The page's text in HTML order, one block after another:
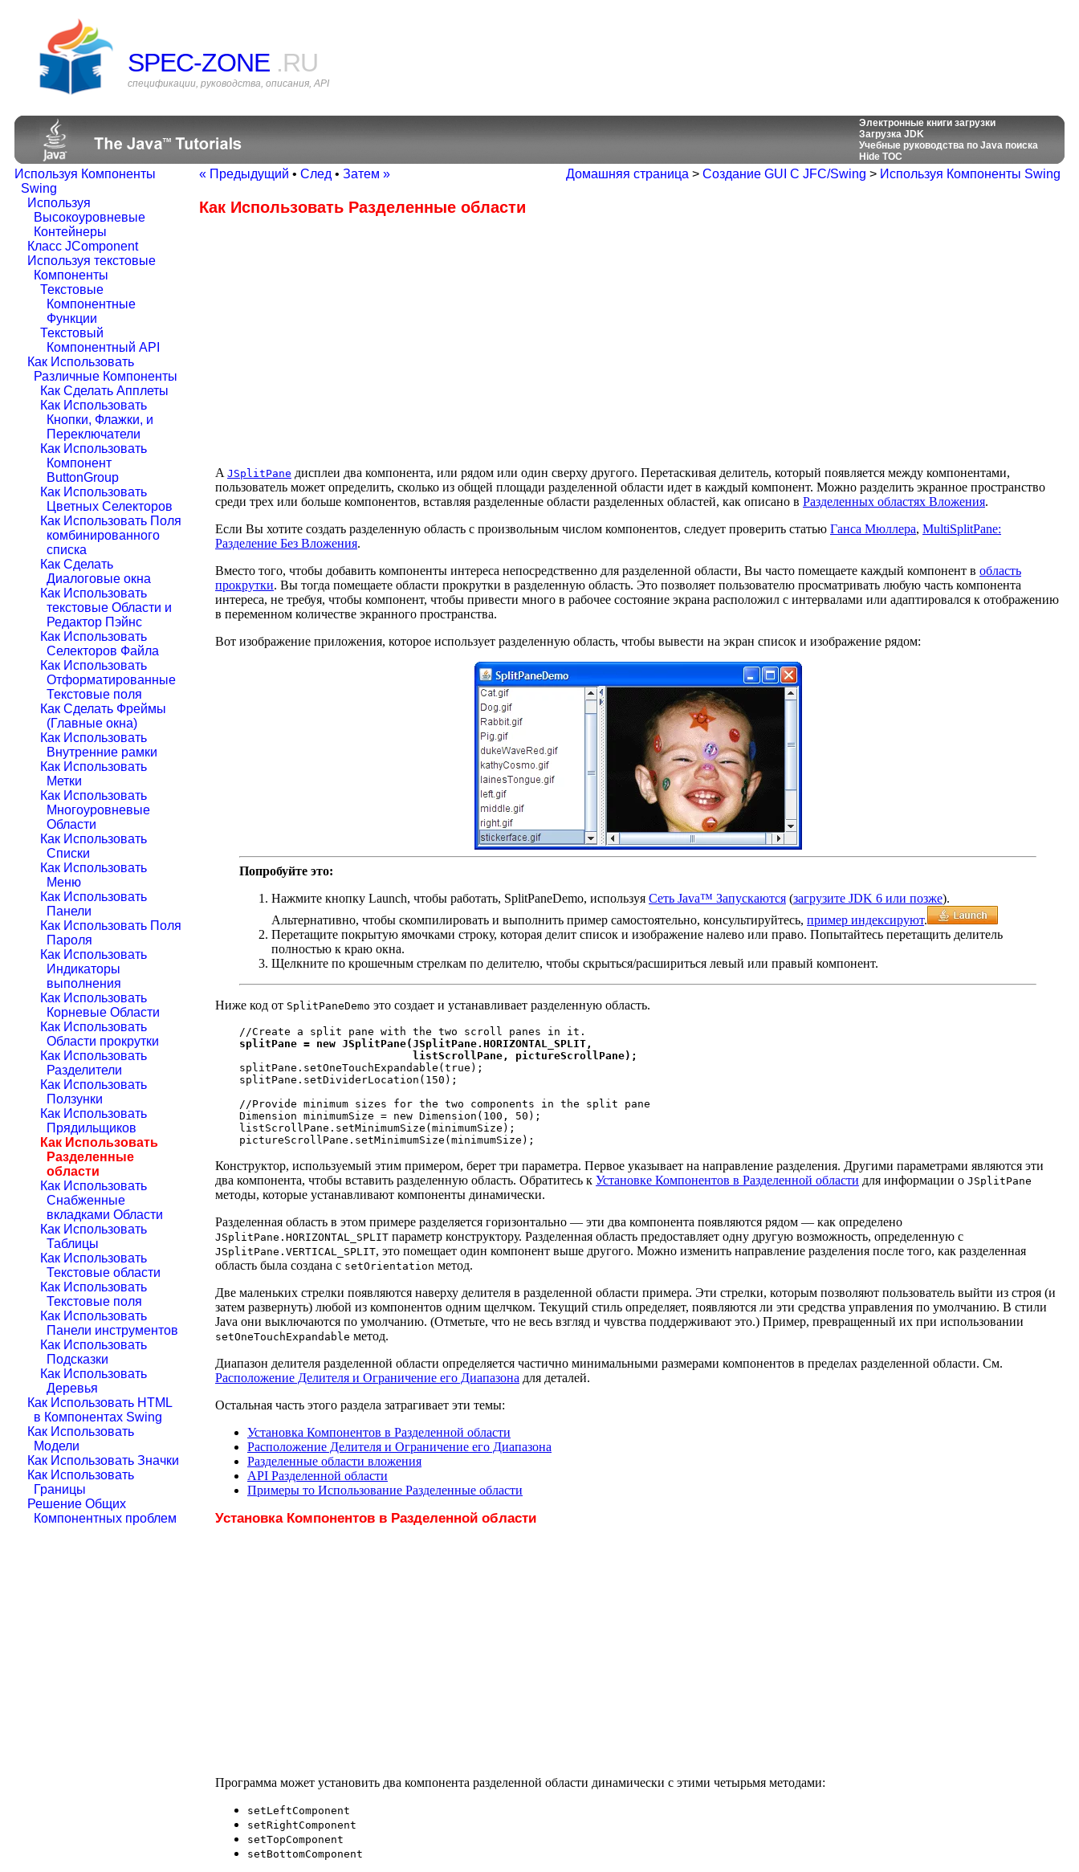
SPEC-ZONE .RU
спецификации, руководства, описания, API
Электронные книги загрузки
Загрузка JDK
Учебные руководства по Java поиска
Hide TOC
Используя Компоненты
Swing
Используя
Высокоуровневые
Контейнеры
Класс JComponent
Используя текстовые
Компоненты
Текстовые
Компонентные
Функции
Текстовый
Компонентный API
Как Использовать
Различные Компоненты
Как Сделать Апплеты
Как Использовать
Кнопки, Флажки, и
Переключатели
Как Использовать
Компонент
ButtonGroup
Как Использовать
Цветных Селекторов
Как Использовать Поля
комбинированного
списка
Как Сделать
Диалоговые окна
Как Использовать
текстовые Области и
Редактор Пэйнс
Как Использовать
Селекторов Файла
Как Использовать
Отформатированные
Текстовые поля
Как Сделать Фреймы
(Главные окна)
Как Использовать
Внутренние рамки
Как Использовать
Метки
Как Использовать
Многоуровневые
Области
Как Использовать
Списки
Как Использовать
Меню
Как Использовать
Панели
Как Использовать Поля
Пароля
Как Использовать
Индикаторы
выполнения
Как Использовать
Корневые Области
Как Использовать
Области прокрутки
Как Использовать
Разделители
Как Использовать
Ползунки
Как Использовать
Прядильщиков
Как Использовать
Разделенные
области
Как Использовать
Снабженные
вкладками Области
Как Использовать
Таблицы
Как Использовать
Текстовые области
Как Использовать
Текстовые поля
Как Использовать
Панели инструментов
Как Использовать
Подсказки
Как Использовать
Деревья
Как Использовать HTML
в Компонентах Swing
Как Использовать
Модели
Как Использовать Значки
Как Использовать
Границы
Решение Общих
Компонентных проблем
Домашняя страница > Создание GUI С JFC/Swing > Используя Компоненты Swing
« Предыдущий • След • Затем »
Как Использовать Разделенные области
A JSplitPane дисплеи два компонента, или рядом или один сверху другого. Перетаскивая делитель, который появляется между компонентами,
пользователь может определить, сколько из общей площади разделенной области идет в каждый компонент. Можно разделить экранное пространство
среди трех или больше компонентов, вставляя разделенные области разделенных областей, как описано в Разделенных областях Вложения.
Если Вы хотите создать разделенную область с произвольным числом компонентов, следует проверить статью Ганса Мюллера, MultiSplitPane:
Разделение Без Вложения.
Вместо того, чтобы добавить компоненты интереса непосредственно для разделенной области, Вы часто помещаете каждый компонент в область
прокрутки. Вы тогда помещаете области прокрутки в разделенную область. Это позволяет пользователю просматривать любую часть компонента
интереса, не требуя, чтобы компонент, чтобы привести много в рабочее состояние экрана расположил с интервалами или адаптировался к отображению
в переменном количестве экранного пространства.
Вот изображение приложения, которое использует разделенную область, чтобы вывести на экран список и изображение рядом:
Попробуйте это:
Нажмите кнопку Launch, чтобы работать, SplitPaneDemo, используя Сеть Java™ Запускаются (загрузите JDK 6 или позже).
Альтернативно, чтобы скомпилировать и выполнить пример самостоятельно, консультируйтесь, пример индексируют.
Перетащите покрытую ямочками строку, которая делит список и изображение налево или право. Попытайтесь перетащить делитель
полностью к краю окна.
Щелкните по крошечным стрелкам по делителю, чтобы скрыться/расшириться левый или правый компонент.
Ниже код от SplitPaneDemo это создает и устанавливает разделенную область.
splitPane = new JSplitPane(JSplitPane.HORIZONTAL_SPLIT,
                           listScrollPane, pictureScrollPane);
splitPane.setOneTouchExpandable(true);
splitPane.setDividerLocation(150);
//Provide minimum sizes for the two components in the split pane
Dimension minimumSize = new Dimension(100, 50);
listScrollPane.setMinimumSize(minimumSize);
Конструктор, используемый этим примером, берет три параметра. Первое указывает на направление разделения. Другими параметрами являются эти
два компонента, чтобы вставить разделенную область. Обратитесь к Установке Компонентов в Разделенной области для информации о JSplitPane
методы, которые устанавливают компоненты динамически.
Разделенная область в этом примере разделяется горизонтально — эти два компонента появляются рядом — как определено
JSplitPane.HORIZONTAL_SPLIT параметр конструктору. Разделенная область предоставляет одну другую возможность, определенную с
JSplitPane.VERTICAL_SPLIT, это помещает один компонент выше другого. Можно изменить направление разделения после того, как разделенная
область была создана с setOrientation метод.
Две маленьких стрелки появляются наверху делителя в разделенной области примера. Эти стрелки, которым позволяют пользователь выйти из строя (и
затем развернуть) любой из компонентов одним щелчком. Текущий стиль определяет, появляются ли эти средства управления по умолчанию. В стили
Java они выключаются по умолчанию. (Отметьте, что не весь взгляд и чувства поддерживают это.) Пример, превращенный их при использовании
setOneTouchExpandable метод.
Диапазон делителя разделенной области определяется частично минимальными размерами компонентов в пределах разделенной области. См.
Расположение Делителя и Ограничение его Диапазона для деталей.
Остальная часть этого раздела затрагивает эти темы:
Установка Компонентов в Разделенной области
Расположение Делителя и Ограничение его Диапазона
Разделенные области вложения
API Разделенной области
Примеры то Использование Разделенные области
Установка Компонентов в Разделенной области
Программа может установить два компонента разделенной области динамически с этими четырьмя методами:
setLeftComponent
setRightComponent
setTopComponent
setBottomComponent